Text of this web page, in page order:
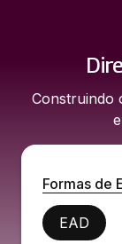
Construindo
Formas de
EAD